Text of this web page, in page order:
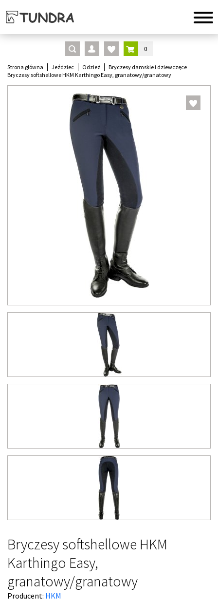
0
Strona główna Jeździec Odzież
Bryczesy damskie i dziewczęce
Bryczesy softshellowe HKM Karthingo Easy, granatowy/granatowy
Bryczesy softshellowe HKM
Karthingo Easy,
granatowy/granatowy
Producent: HKM